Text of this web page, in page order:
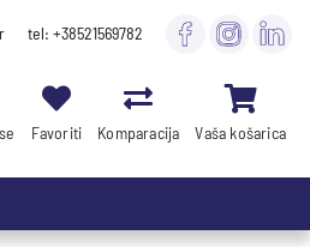
tel: +38521569782
Vaša košarica
Komparacija
Favoriti